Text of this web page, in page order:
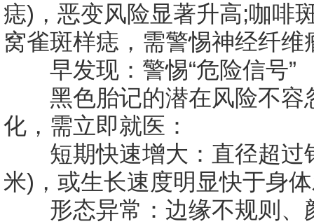
痣)，恶变风险显著升高;咖啡
窝雀斑样痣，需警惕神经纤
早发现：警惕“危险信号”
黑色胎记的潜在风险不容
化，需立即就医：
短期快速增大：直径超过
米)，或生长速度明显快于身
形态异常：边缘不规则、